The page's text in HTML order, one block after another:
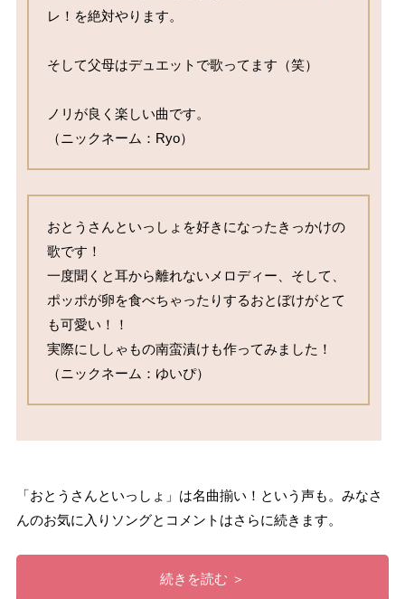
レ！を絶対やります。
そして父母はデュエットで歌ってます（笑）
ノリが良く楽しい曲です。
（ニックネーム：Ryo）
おとうさんといっしょを好きになったきっかけの
歌です！
一度聞くと耳から離れないメロディー、そして、
ポッポが卵を食べちゃったりするおとぼけがとて
も可愛い！！
実際にししゃもの南蛮漬けも作ってみました！
（ニックネーム：ゆいぴ）
「おとうさんといっしょ」は名曲揃い！という声も。みなさ
んのお気に入りソングとコメントはさらに続きます。
続きを読む ＞